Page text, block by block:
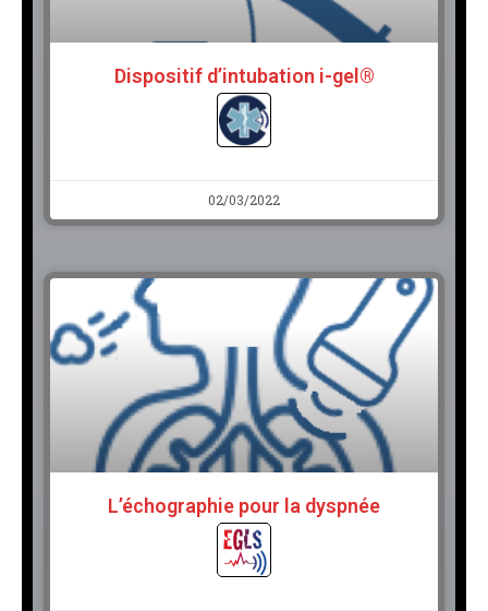
Dispositif d’intubation i-gel®
02/03/2022
L’échographie pour la dyspnée